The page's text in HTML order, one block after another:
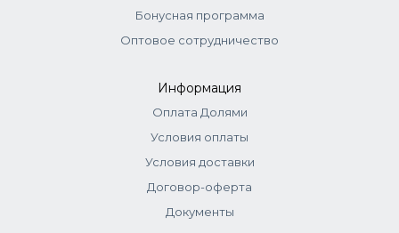
Бонусная программа
Оптовое сотрудничество
Информация
Оплата Долями
Условия оплаты
Условия доставки
Договор-оферта
Документы